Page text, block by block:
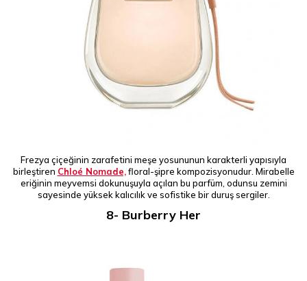
Frezya çiçeğinin zarafetini meşe yosununun karakterli yapısıyla
birleştiren Chloé Nomade,floral-şipre kompozisyonudur. Mirabelle
eriğinin meyvemsi dokunuşuyla açılan bu parfüm, odunsu zemini
sayesinde yüksek kalıcılık ve sofistike bir duruş sergiler.
8- Burberry Her